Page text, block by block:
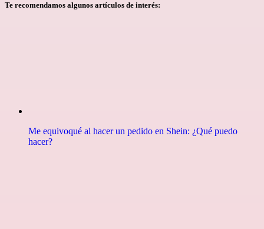
Te recomendamos algunos artículos de interés:
Me equivoqué al hacer un pedido en Shein: ¿Qué puedo
hacer?